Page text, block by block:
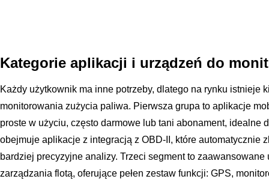
Kategorie aplikacji i urządzeń do
Każdy użytkownik ma inne potrzeby, dlatego na rynku istnieje
monitorowania zużycia paliwa. Pierwsza grupa to aplikacje
proste w użyciu, często darmowe lub tani abonament, idealne
obejmuje aplikacje z integracją z OBD-II, które automatycznie
bardziej precyzyjne analizy. Trzeci segment to
zarządzania flotą, oferujące pełen zestaw funkcji: GPS,